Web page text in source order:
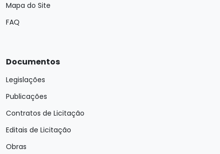
Mapa do Site
FAQ
Documentos
Legislações
Publicações
Contratos de Licitação
Editais de Licitação
Obras